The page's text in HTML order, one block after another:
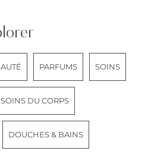
PARFUMS SOINS
SOINS DU CORPS
DOUCHES & BAINS